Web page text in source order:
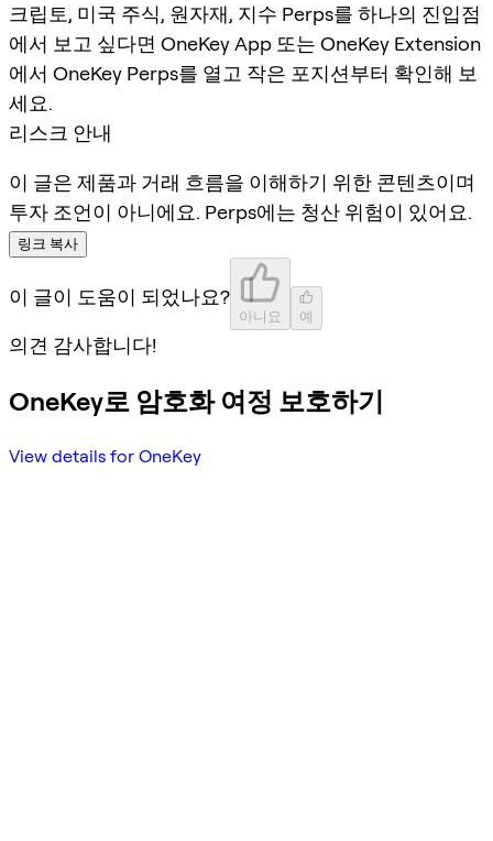
크립토, 미국 주식, 원자재, 지수 Perps를 하나의 진입점
에서 보고 싶다면 OneKey App 또는 OneKey Extension
에서 OneKey Perps를 열고 작은 포지션부터 확인해 보
세요.
리스크 안내
이 글은 제품과 거래 흐름을 이해하기 위한 콘텐츠이며
투자 조언이 아니에요. Perps에는 청산 위험이 있어요.
링크 복사
이 글이 도움이 되었나요?
아니요 예
의견 감사합니다!
OneKey로 암호화 여정 보호하기
View details for OneKey